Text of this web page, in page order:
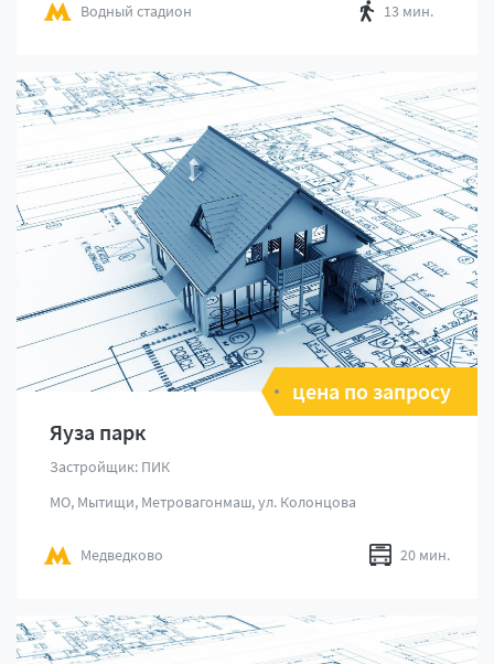
Водный стадион 13 мин.
цена по запросу
Яуза парк
Застройщик: ПИК
МО, Мытищи, Метровагонмаш, ул. Колонцова
Медведково 20 мин.